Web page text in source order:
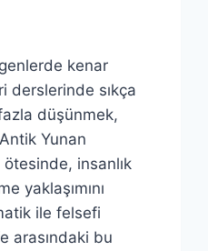
kenar
derslerinde sıkça
düşünmek,
Yunan
insanlık
yaklaşımını
ile felsefi
arasındaki bu